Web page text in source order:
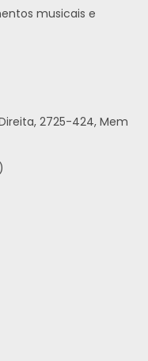
musicais e
2725-424, Mem